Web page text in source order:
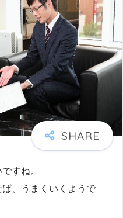
すね。
ば、うまくいくようで